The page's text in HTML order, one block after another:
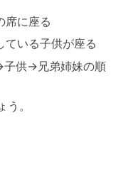
席に座る
ている子供が座る
供→兄弟姉妹の順
。